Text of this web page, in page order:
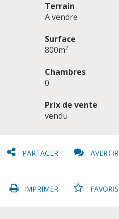
Terrain
A vendre
Surface
800m²
Chambres
0
Prix de vente
vendu
PARTAGER AVERTIR
IMPRIMER FAVORIS